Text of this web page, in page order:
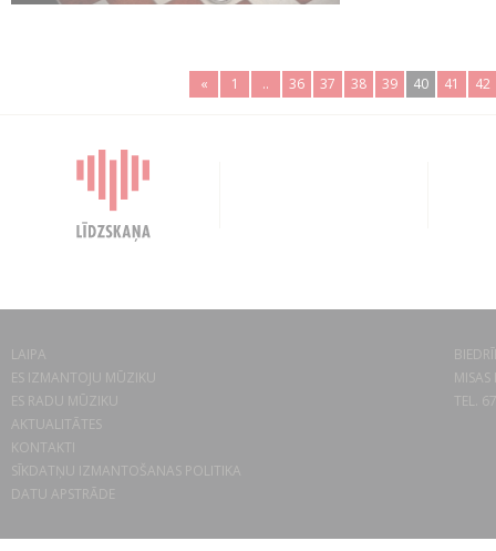
« 1 .. 36 37 38 39 40 41 42
LAIPA
ES IZMANTOJU MŪZIKU
ES RADU MŪZIKU
AKTUALITĀTES
KONTAKTI
SĪKDATŅU IZMANTOŠANAS POLITIKA
DATU APSTRĀDE
TEL.